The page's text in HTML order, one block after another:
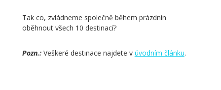
Tak co, zvládneme společně během prázdnin
oběhnout všech 10 destinací?
Pozn.: Veškeré destinace najdete v úvodním článku.